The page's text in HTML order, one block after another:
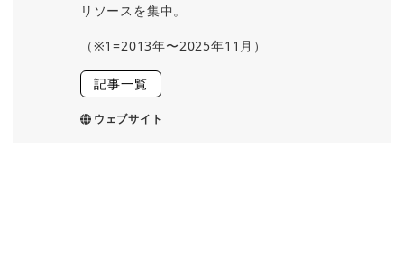
リソースを集中。
（※1=2013年〜2025年11月）
記事一覧
ウェブサイト